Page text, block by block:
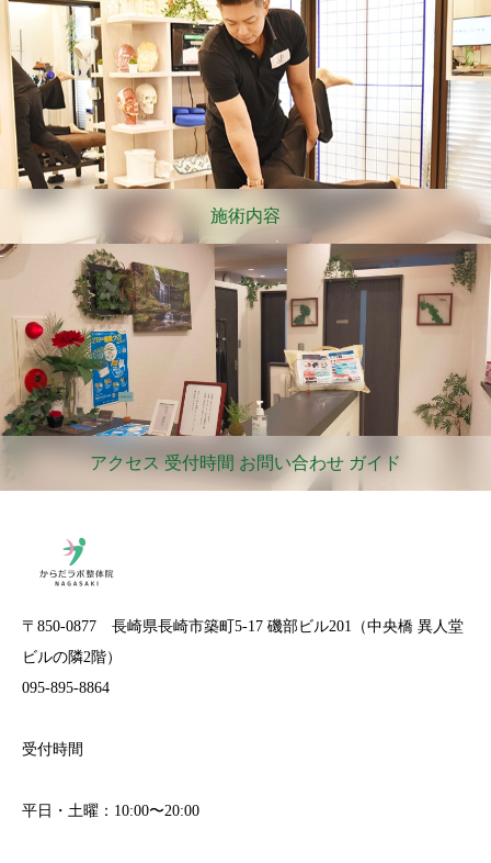
施術内容
アクセス 受付時間 お問い合わせ ガイド
〒850-0877 長崎県長崎市築町5-17 磯部ビル201（中央橋 異人堂
ビルの隣2階）
095-895-8864
受付時間
平日・土曜：10:00〜20:00